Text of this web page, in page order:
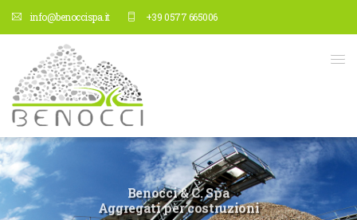
info@benoccispa.it +39 0577 665006
Benocci & C. Spa
Aggregati per costruzioni